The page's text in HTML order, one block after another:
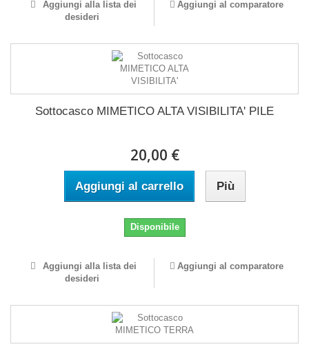
Aggiungi alla lista dei
desideri
Aggiungi al comparatore
Sottocasco MIMETICO ALTA VISIBILITA' PILE
20,00 €
Aggiungi al carrello Più
Disponibile
Aggiungi alla lista dei
desideri
Aggiungi al comparatore